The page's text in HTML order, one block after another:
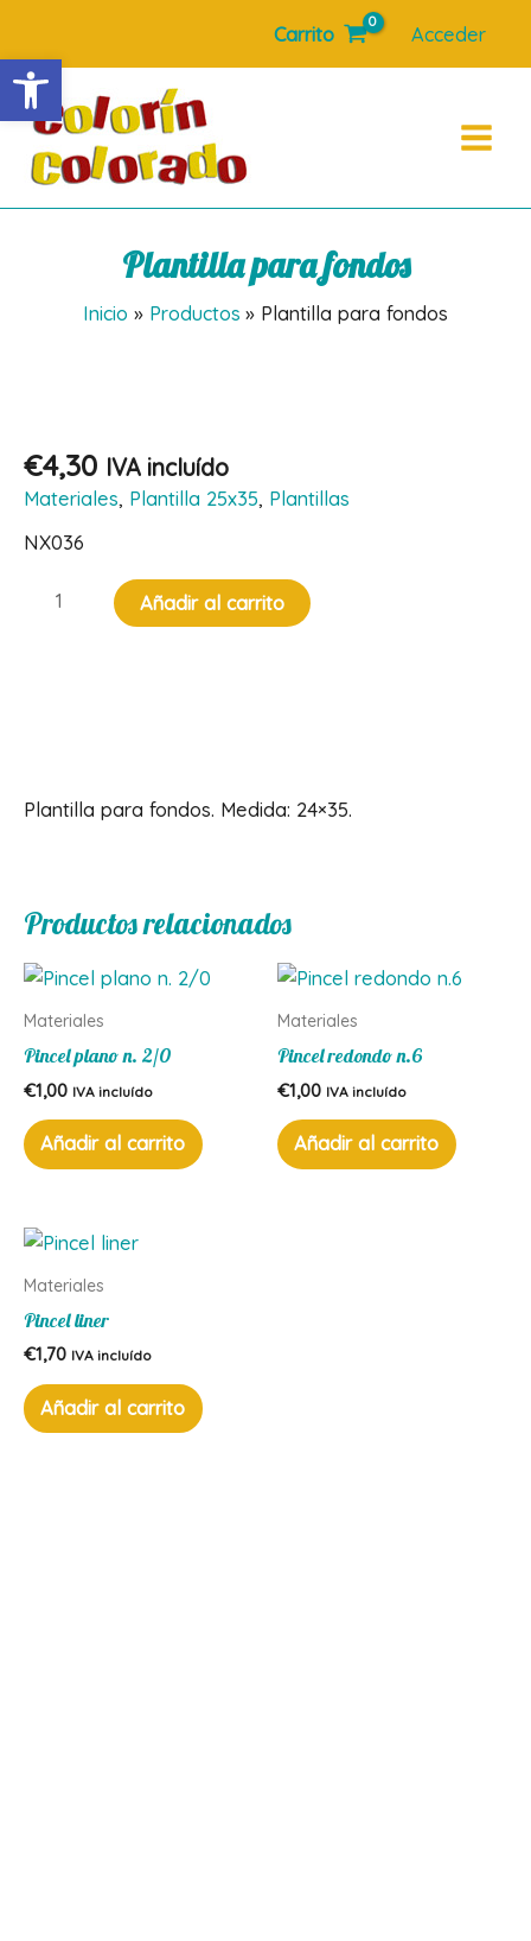
Abrir barra de herramientas
contenido
Carrito Acceder
Main
Menu
Plantilla para fondos
Inicio Productos Plantilla para fondos
€4,30 IVA incluído
Materiales, Plantilla 25x35, Plantillas
NX036
Plantilla
Añadir al carrito
Plantilla para fondos. Medida: 24×35.
Productos relacionados
Materiales
Pincel plano n. 2/0
€1,00 IVA incluído
Añadir al carrito
Materiales
Pincel redondo n.6
€1,00 IVA incluído
Añadir al carrito
Materiales
Pincel liner
€1,70 IVA incluído
Añadir al carrito